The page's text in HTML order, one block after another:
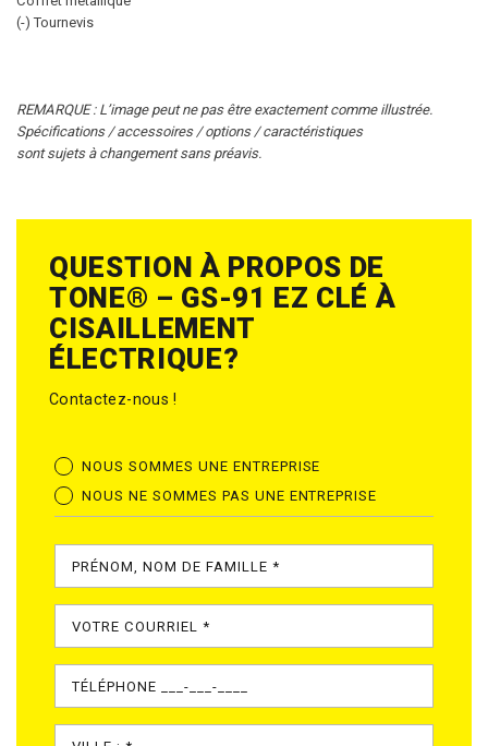
(-) Tournevis
REMARQUE : L’image peut ne pas être exactement comme illustrée.
Spécifications / accessoires / options / caractéristiques
sont sujets à changement sans préavis.
QUESTION À PROPOS DE
TONE® – GS-91 EZ CLÉ À
CISAILLEMENT
ÉLECTRIQUE?
Contactez-nous !
NOUS SOMMES UNE ENTREPRISE
NOUS NE SOMMES PAS UNE ENTREPRISE